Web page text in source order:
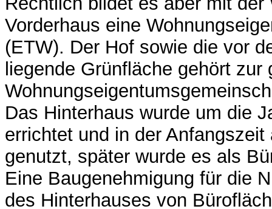
Vorderhaus eine
(ETW). Der Hof sowie die vor
liegende Grünfläche gehört zur
Das Hinterhaus wurde um die
errichtet und in der
genutzt, später wurde es als
Eine Baugenehmigung für die
des Hinterhauses von